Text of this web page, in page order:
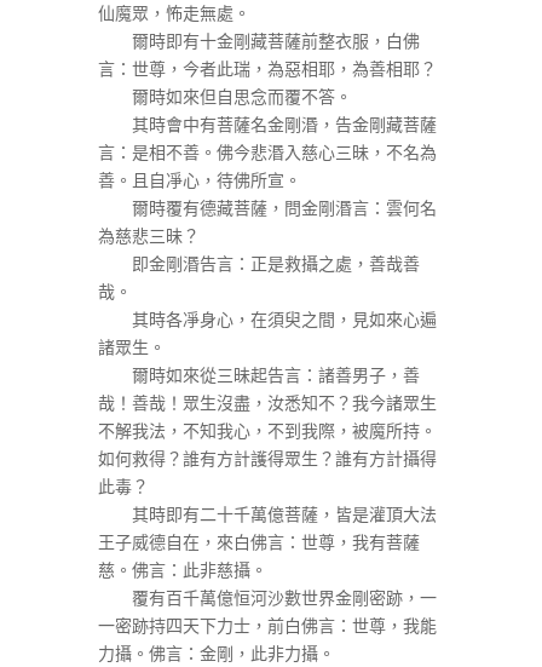
仙魔眾，怖走無處。
爾時即有十金剛藏菩薩前整衣服，白佛
言：世尊，今者此瑞，為惡相耶，為善相耶？
爾時如來但自思念而覆不答。
其時會中有菩薩名金剛湣，告金剛藏菩薩
言：是相不善。佛今悲湣入慈心三昧，不名為
善。且自凈心，待佛所宣。
爾時覆有德藏菩薩，問金剛湣言：雲何名
為慈悲三昧？
即金剛湣告言：正是救攝之處，善哉善
哉。
其時各凈身心，在須臾之間，見如來心遍
諸眾生。
爾時如來從三昧起告言：諸善男子，善
哉！善哉！眾生沒盡，汝悉知不？我今諸眾生
不解我法，不知我心，不到我際，被魔所持。
如何救得？誰有方計護得眾生？誰有方計攝得
此毒？
其時即有二十千萬億菩薩，皆是灌頂大法
王子威德自在，來白佛言：世尊，我有菩薩
慈。佛言：此非慈攝。
覆有百千萬億恒河沙數世界金剛密跡，一
一密跡持四天下力士，前白佛言：世尊，我能
力攝。佛言：金剛，此非力攝。